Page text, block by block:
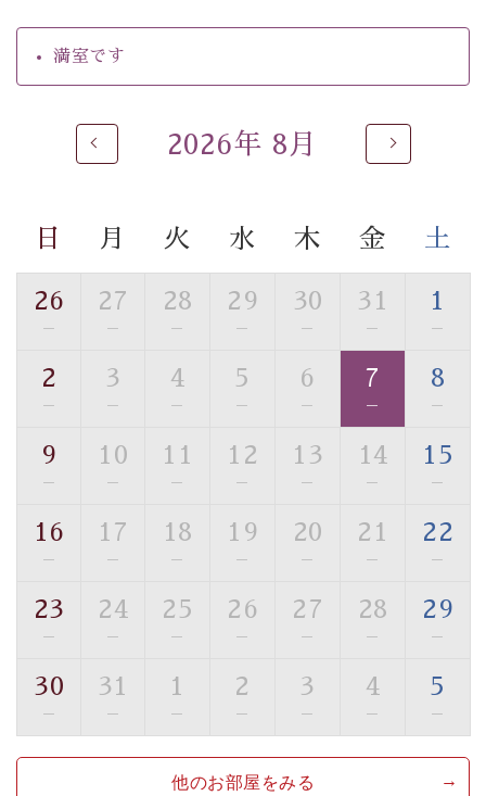
・館内フリーWi-Fi
・駐車場完備
・チェックイン15時、チェックアウト10時
【お食事】
【温泉】
の効果が高い、極めて希有な源泉です。身も心も癒され
■お座敷風呂（大浴場）
温泉の成分に合わせ、防菌防カビの特殊素材の畳を使
用。 足元が柔らかく、そして滑りにくい畳のお風呂で
す。
※男性大浴場までのご移動には階段がございます。 予め
■貸切温泉風呂 （40分2000円）
む貸切温泉風呂です。ゆったりといやされるプライベー
トな空間をお愉しみください。
【旅】
豊富な知識を持ったドライバー兼ガイドが諏訪大社をご
事前ご予約制ですので、ご利用ご希望の方
満室です
2026年 8月
日 月 火 水 木 金 土
26
—
27
—
28
—
29
—
30
—
31
—
1
—
2
—
3
—
4
—
5
—
6
—
7
—
8
—
9
—
10
—
11
—
12
—
13
—
14
—
15
—
16
—
17
—
18
—
19
—
20
—
21
—
22
—
23
—
24
—
25
—
26
—
27
—
28
—
29
—
30
—
31
—
1
—
2
—
3
—
4
—
5
—
他のお部屋をみる